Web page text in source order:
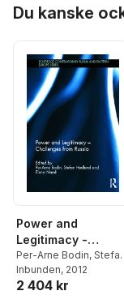
Du kanske
Power and
Legitimacy -
Challenges from
Russia
Per-Arne Bodin, Stefan
Hedlund,Elena Namli
Inbunden, 2012
2 404 kr